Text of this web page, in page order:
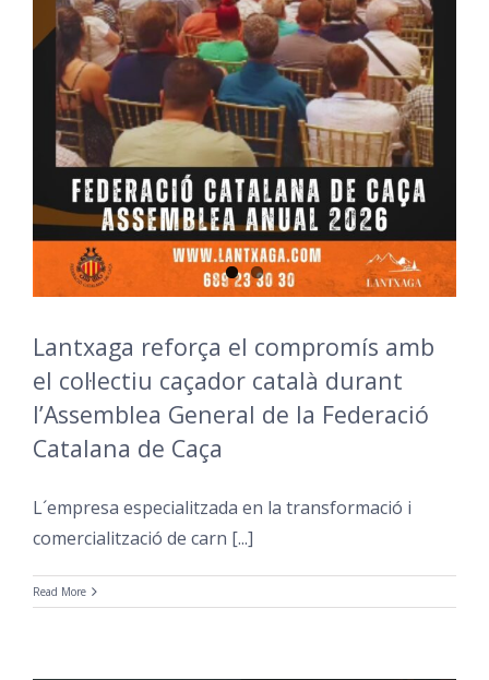
Lantxaga reforça el compromís amb
el col·lectiu caçador català durant
l’Assemblea General de la Federació
Catalana de Caça
L´empresa especialitzada en la transformació i
comercialització de carn [...]
Read More